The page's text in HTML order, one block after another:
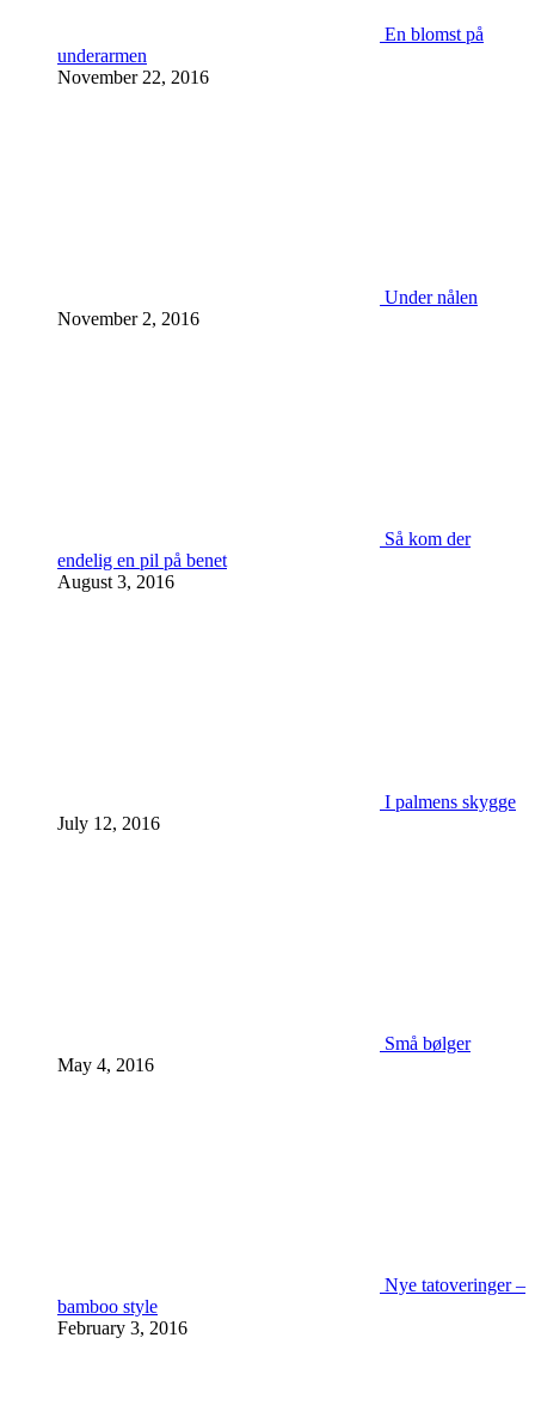
En blomst på
underarmen
November 22, 2016
Under nålen
November 2, 2016
Så kom der
endelig en pil på benet
August 3, 2016
I palmens skygge
July 12, 2016
Små bølger
May 4, 2016
Nye tatoveringer –
bamboo style
February 3, 2016